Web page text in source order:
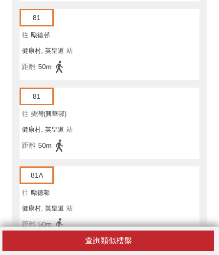
查詢類似樓盤
81
往 勵德邨
健康村, 英皇道 站
距離 50m
81
往 柴灣(興華邨)
健康村, 英皇道 站
距離 50m
81A
往 勵德邨
健康村, 英皇道 站
距離 50m